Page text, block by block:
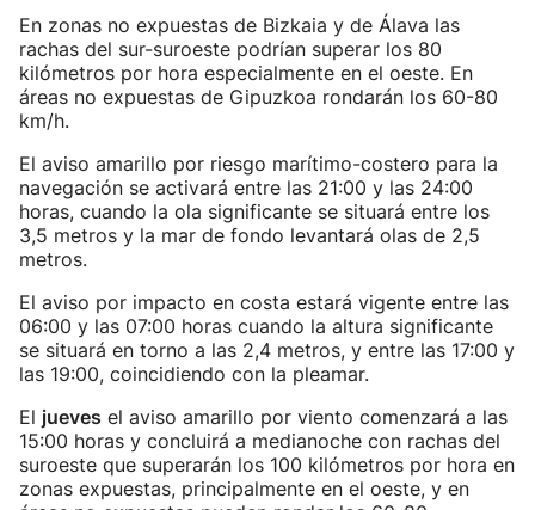
En zonas no expuestas de Bizkaia y de Álava las
rachas del sur-suroeste podrían superar los 80
kilómetros por hora especialmente en el oeste. En
áreas no expuestas de Gipuzkoa rondarán los 60-80
km/h.
El aviso amarillo por riesgo marítimo-costero para la
navegación se activará entre las 21:00 y las 24:00
horas, cuando la ola significante se situará entre los
3,5 metros y la mar de fondo levantará olas de 2,5
metros.
El aviso por impacto en costa estará vigente entre las
06:00 y las 07:00 horas cuando la altura significante
se situará en torno a las 2,4 metros, y entre las 17:00 y
las 19:00, coincidiendo con la pleamar.
El jueves el aviso amarillo por viento comenzará a las
15:00 horas y concluirá a medianoche con rachas del
suroeste que superarán los 100 kilómetros por hora en
zonas expuestas, principalmente en el oeste, y en